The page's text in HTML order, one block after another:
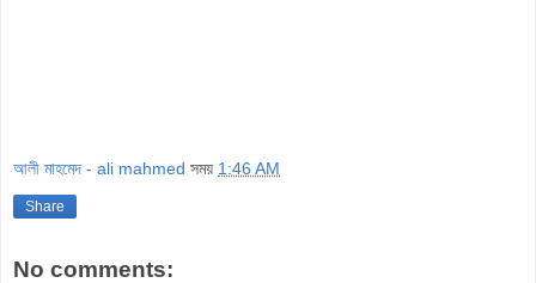
আলী মাহমেদ - ali mahmed সময় 1:46 AM
Share
No comments: